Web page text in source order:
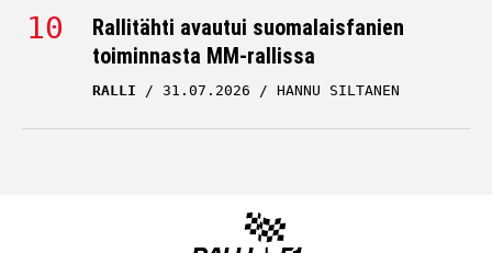
Rallitähti avautui suomalaisfanien
toiminnasta MM-rallissa
RALLI 31.07.2026 HANNU SILTANEN